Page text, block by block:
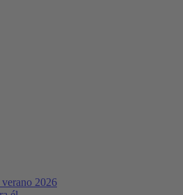
verano 2026